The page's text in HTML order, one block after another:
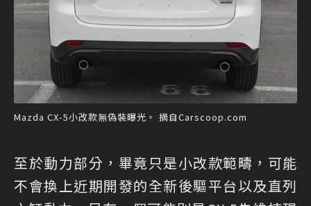
Mazda CX-5小改款無偽裝曝光。 摘自Carscoop.com
至於動力部分，畢竟只是小改款範疇，可能
不會換上近期開發的全新後驅平台以及直列